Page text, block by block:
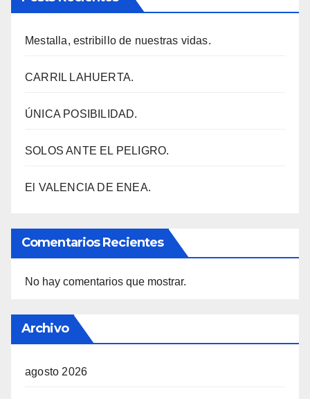
Mestalla, estribillo de nuestras vidas.
CARRIL LAHUERTA.
ÚNICA POSIBILIDAD.
SOLOS ANTE EL PELIGRO.
El VALENCIA DE ENEA.
Comentarios Recientes
No hay comentarios que mostrar.
Archivo
agosto 2026